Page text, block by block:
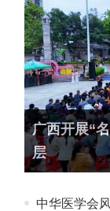
广西开展“
层
中华医学会